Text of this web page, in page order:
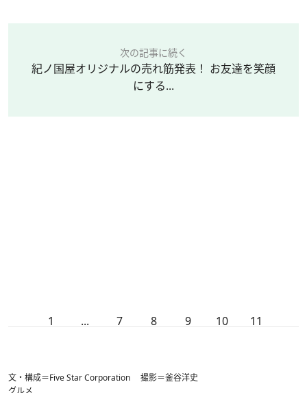
次の記事に続く
紀ノ国屋オリジナルの売れ筋発表！ お友達を笑顔
にする...
1 ... 7 8 9 10 11
文・構成＝Five Star Corporation 撮影＝釜谷洋史